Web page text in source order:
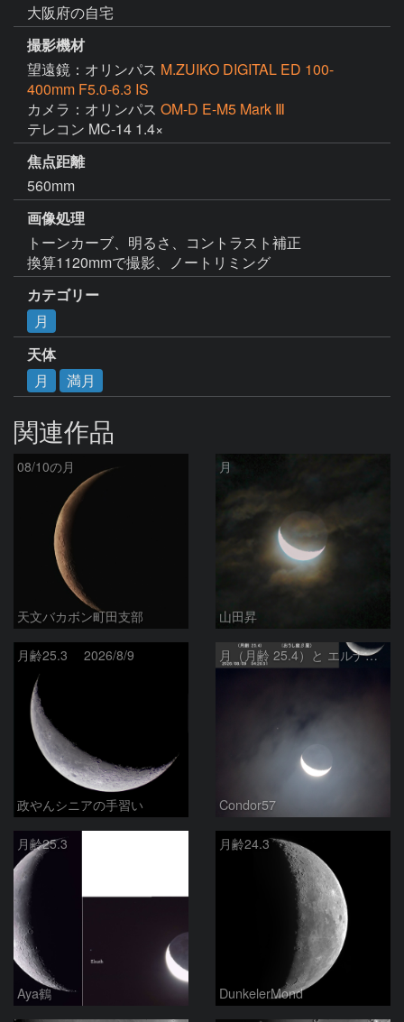
大阪府の自宅
撮影機材
望遠鏡：オリンパス M.ZUIKO DIGITAL ED 100-
400mm F5.0-6.3 IS
カメラ：オリンパス OM-D E-M5 Mark Ⅲ
テレコン MC-14 1.4×
焦点距離
560mm
画像処理
トーンカーブ、明るさ、コントラスト補正
換算1120mmで撮影、ノートリミング
カテゴリー
月
天体
月
満月
関連作品
08/10の月
天文バカボン町田支部
月
山田昇
月齢25.3 2026/8/9
政やんシニアの手習い
月（月齢 25.4）と エルナト（おうし座β星）
Condor57
月齢25.3
Aya鶴
月齢24.3
DunkelerMond